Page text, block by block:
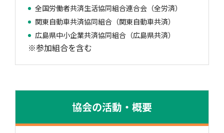
全国労働者共済生活協同組合連合会（全労済）
関東自動車共済協同組合（関東自動車共済）
広島県中小企業共済協同組合（広島県共済）
※参加組合を含む
協会の活動・概要